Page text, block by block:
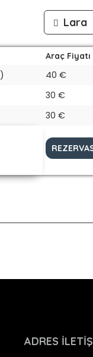
Lara
Araç Fiyatı
40 €
30 €
30 €
ADRES